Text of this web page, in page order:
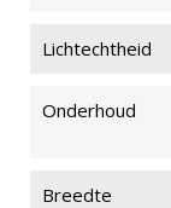
Lichtechtheid
Onderhoud
Breedte